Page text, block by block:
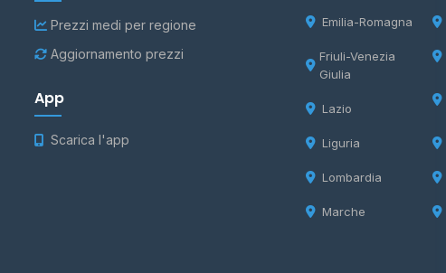
Prezzi medi per regione
Aggiornamento prezzi
App
Scarica l'app
Emilia-Romagna
Friuli-Venezia
Giulia
Lazio
Liguria
Lombardia
Marche